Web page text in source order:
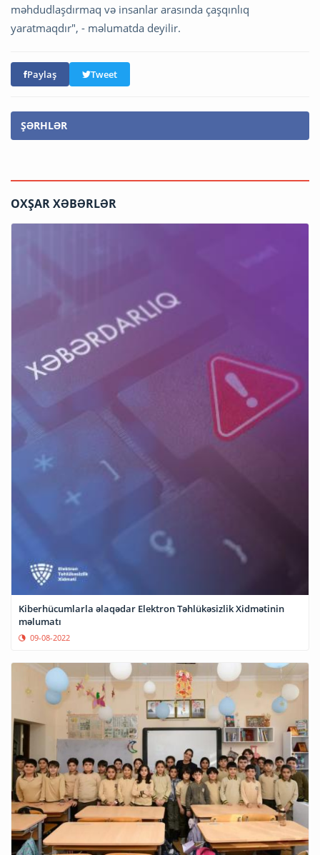
məhdudlaşdırmaq və insanlar arasında çaşqınlıq
yaratmaqdır", - məlumatda deyilir.
Paylaş Tweet
ŞƏRHLƏR
OXŞAR XƏBƏRLƏR
Kiberhücumlarla əlaqədar Elektron Təhlükəsizlik Xidmətinin
09-08-2022